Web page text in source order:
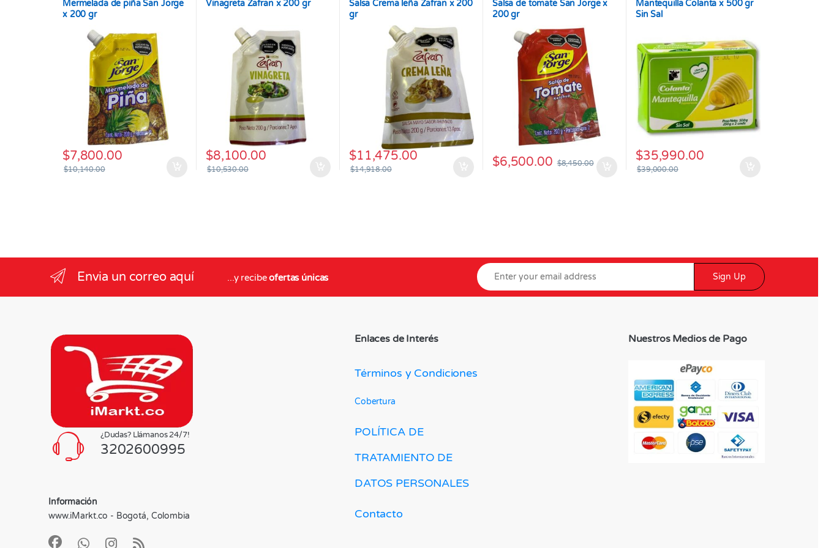
Mermelada de piña San Jorge
x 200 gr
$7,800.00
$10,140.00
Vinagreta Zafran x 200 gr
$8,100.00
$10,530.00
Salsa Crema leña Zafran x 200
gr
$11,475.00
$14,918.00
Salsa de tomate San Jorge x
200 gr
$6,500.00 $8,450.00
Mantequilla Colanta x 500 gr
Sin Sal
$35,990.00
$39,000.00
Envia un correo aquí ...y recibeofertas únicas Sign Up
¿Dudas? Llámanos 24/7!
3202600995
Información
www.iMarkt.co - Bogotá, Colombia
Enlaces de Interés
Términos y Condiciones
Cobertura
POLÍTICA DE
TRATAMIENTO DE
DATOS PERSONALES
Contacto
Nuestros Medios de Pago